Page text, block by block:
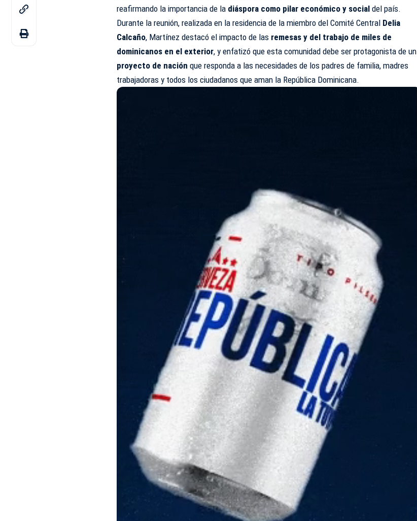
reafirmando la importancia de la diáspora como pilar económico y social del país.
Durante la reunión, realizada en la residencia de la miembro del Comité Central Delia
Calcaño, Martínez destacó el impacto de las remesas y del trabajo de miles de
dominicanos en el exterior, y enfatizó que esta comunidad debe ser protagonista de un
proyecto de nación que responda a las necesidades de los padres de familia, madres
trabajadoras y todos los ciudadanos que aman la República Dominicana.